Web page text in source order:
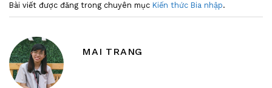
Bài viết được đăng trong chuyên mục Kiến thức Bia nhập.
MAI TRANG